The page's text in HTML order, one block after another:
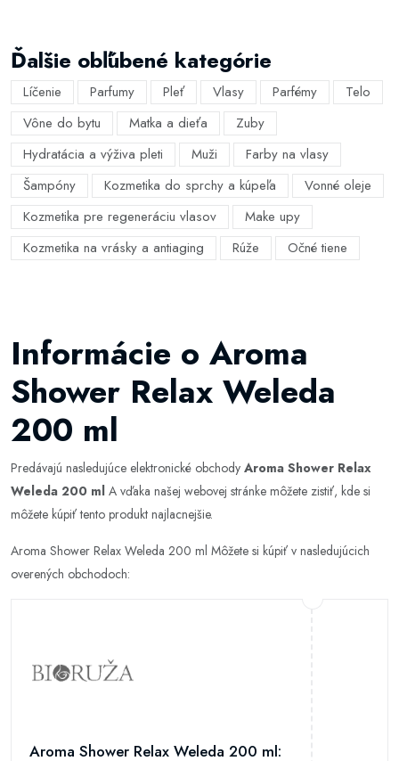
Ďalšie obľúbené kategórie
Líčenie Parfumy Pleť Vlasy Parfémy
Telo
Vône do bytu
Matka a dieťa
Zuby
Hydratácia a výživa pleti
Muži
Farby na vlasy
Šampóny
Kozmetika do sprchy a kúpeľa
Vonné oleje
Kozmetika pre regeneráciu vlasov
Make upy
Kozmetika na vrásky a antiaging
Rúže Očné tiene
Informácie o Aroma
Shower Relax Weleda
200 ml
Predávajú nasledujúce elektronické obchody Aroma Shower Relax
Weleda 200 ml A vďaka našej webovej stránke môžete zistiť, kde si
môžete kúpiť tento produkt najlacnejšie.
Aroma Shower Relax Weleda 200 ml Môžete si kúpiť v nasledujúcich
overených obchodoch:
Aroma Shower Relax Weleda 200 ml: